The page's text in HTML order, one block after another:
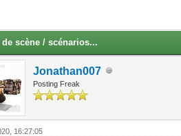
scène / scénarios...
Jonathan007
Posting Freak
16:27:05